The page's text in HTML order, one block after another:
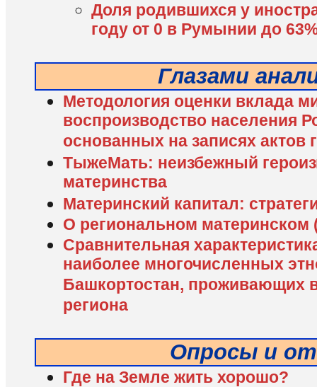
Доля родившихся у
году от 0 в Румынии до
Глазами
Методология оценки вклада
воспроизводство населения
основанных на записях актов
ТыжеМать: неизбежный
материнства
Материнский капитал:
О региональном материнском
Сравнительная
наиболее многочисленных
Башкортостан, проживающих
региона
Опросы и
Где на Земле жить хорошо?